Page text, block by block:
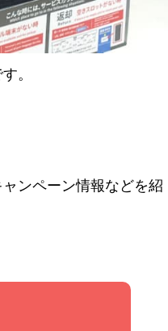
。
ンペーン情報などを紹